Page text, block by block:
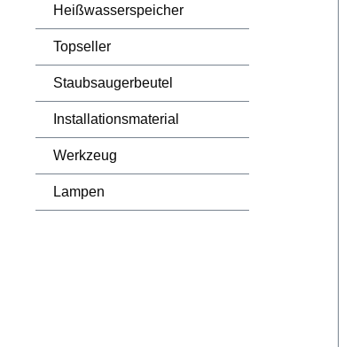
Heißwasserspeicher
Topseller
Staubsaugerbeutel
Installationsmaterial
Werkzeug
Lampen